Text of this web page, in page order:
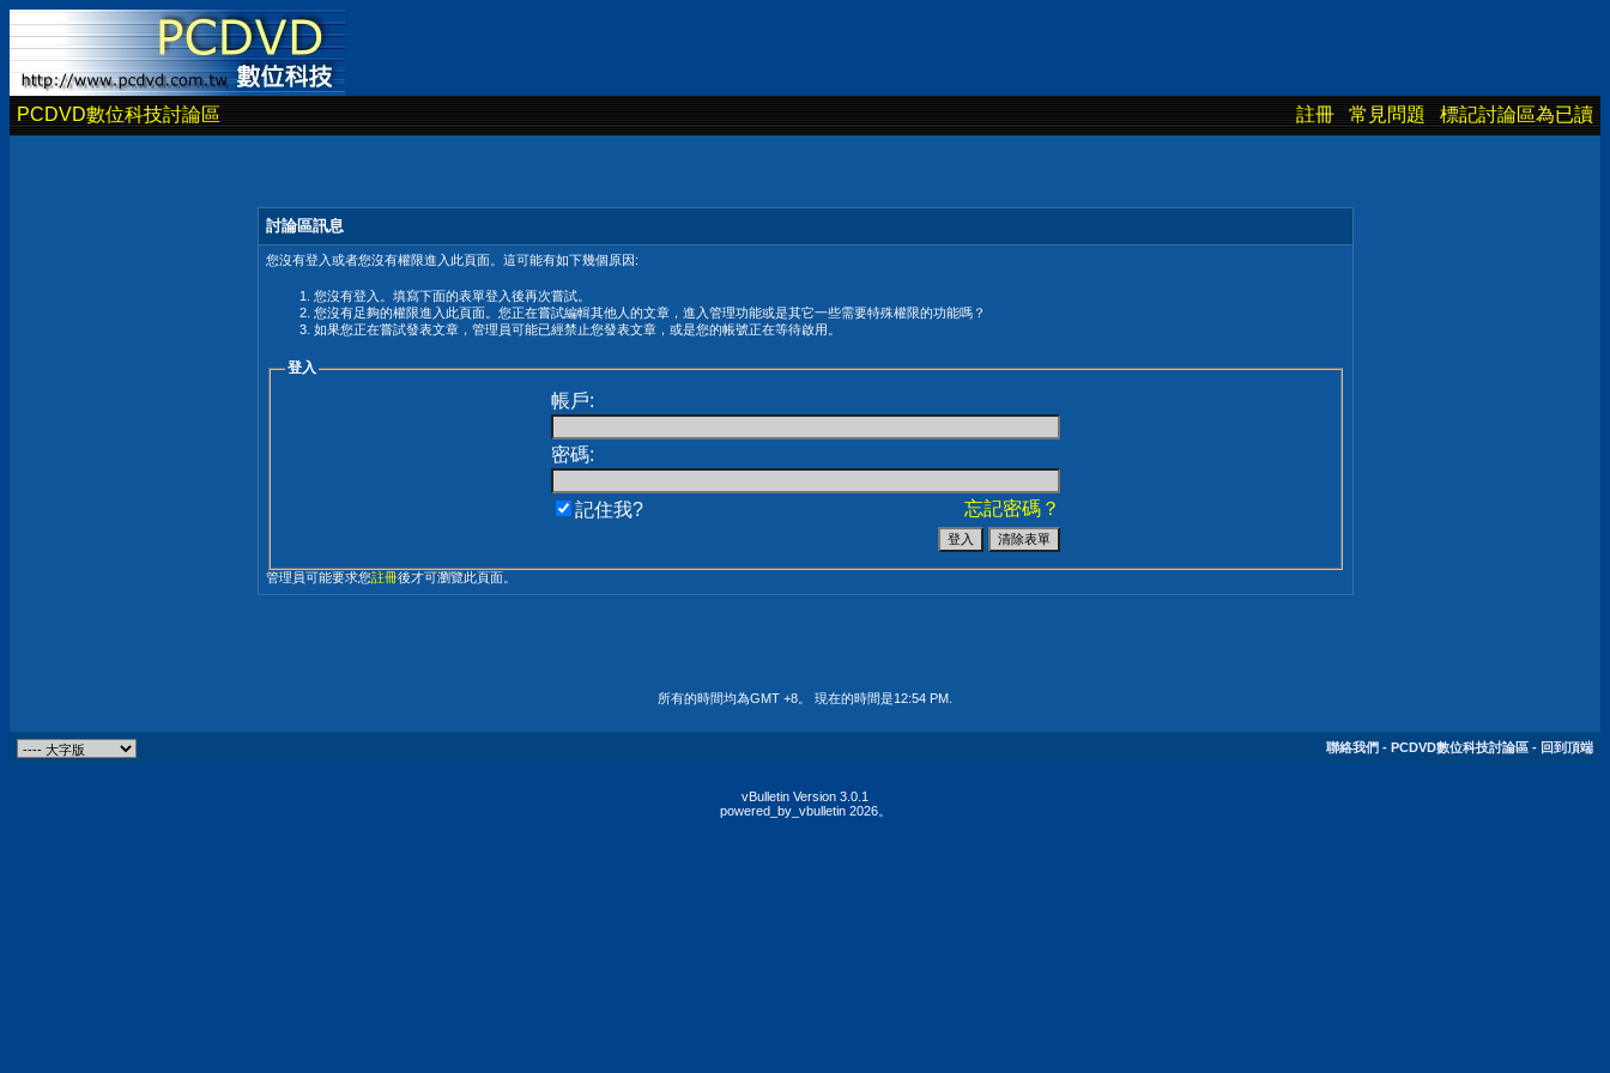
PCDVD數位科技討論區 註冊 常見問題 標記討論區為已讀
討論區訊息
您沒有登入或者您沒有權限進入此頁面。這可能有如下幾個原因:
您沒有登入。填寫下面的表單登入後再次嘗試。
您沒有足夠的權限進入此頁面。您正在嘗試編輯其他人的文章，進入管理功能或是其它一些需要特殊權限的功能嗎？
如果您正在嘗試發表文章，管理員可能已經禁止您發表文章，或是您的帳號正在等待啟用。
登入
帳戶:
密碼:
忘記密碼？
記住我?
管理員可能要求您註冊後才可瀏覽此頁面。
所有的時間均為GMT +8。 現在的時間是12:54 PM
聯絡我們 - PCDVD數位科技討論區 - 回到頂端
vBulletin Version 3.0.1
powered_by_vbulletin 2026。